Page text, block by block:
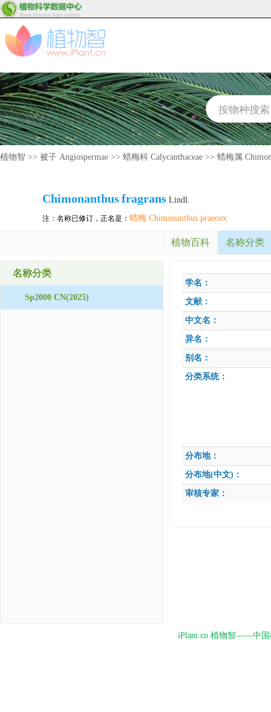
植物智 >> 被子 Angiospermae >> 蜡梅科 Calycanthaceae >> 蜡梅属
Chimonanthusfragrans Lindl.
注：名称已修订，正名是： 蜡梅 Chimonanthus praecox
植物百科 名称分类
名称分类
Sp2000 CN(2025)
学名：
文献：
中文名：
异名：
别名：
分类系统：
分布地：
分布地(中文)：
审核专家：
iPlant.cn 植物智——中国